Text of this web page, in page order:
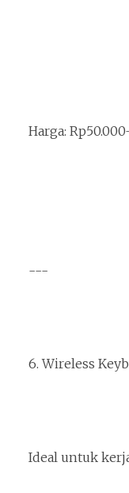
Harga:
---
6. Wireless
Ideal untuk